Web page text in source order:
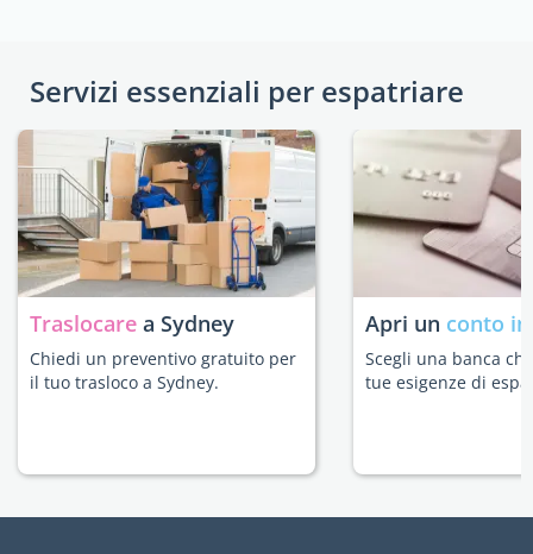
Servizi essenziali per espatriare
Traslocare a Sydney
Chiedi un preventivo gratuito per
il tuo trasloco a Sydney.
Apri un conto
Scegli una banca
tue esigenze di